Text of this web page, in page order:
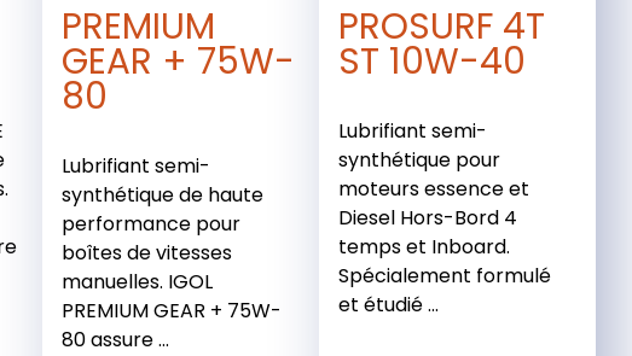
PREMIUM
GEAR + 75W-
80
Lubrifiant semi-
synthétique de haute
performance pour
boîtes de vitesses
manuelles. IGOL
PREMIUM GEAR + 75W-
80 assure ...
PROSURF 4T
ST 10W-40
Lubrifiant semi-
synthétique pour
moteurs essence et
Diesel Hors-Bord 4
temps et Inboard.
Spécialement formulé
et étudié ...